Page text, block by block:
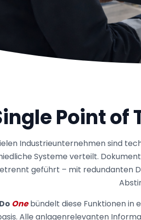
Point of
Industrieunternehmen sind
Systeme verteilt.
geführt – mit redundanten
Onebündelt diese Funktionen in
Alle anlagenrelevanten